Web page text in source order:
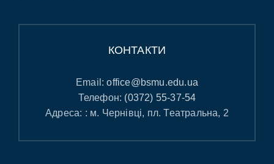
КОНТАКТИ
Email:office@bsmu.edu.ua
Телефон: (0372) 55-37-54
Адреса: : м. Чернівці, пл. Театральна, 2